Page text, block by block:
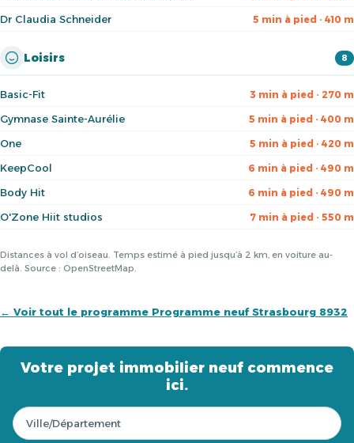
Dr Claudia Schneider 5 min à pied · 410 m
Loisirs 8
Basic-Fit 3 min à pied · 270 m
Gymnase Sainte-Aurélie 5 min à pied · 400 m
One 5 min à pied · 420 m
KeepCool 6 min à pied · 490 m
Body Hit 6 min à pied · 490 m
O'Zone Hiit studios 7 min à pied · 550 m
Distances à vol d’oiseau. Temps estimé à pied jusqu’à 2 km, en voiture au-
delà. Source : OpenStreetMap.
← Voir tout le programme Programme neuf Strasbourg 8932
Votre projet immobilier neuf commence
ici.